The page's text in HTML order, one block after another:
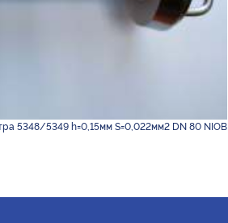
5348/5349 h=0,15мм S=0,022мм2 DN 80 NIOB